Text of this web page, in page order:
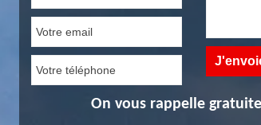
On vous rappelle